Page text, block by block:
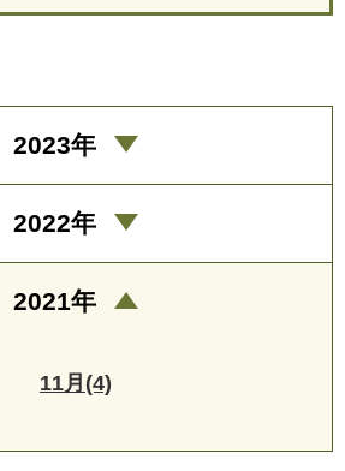
2023年
2022年
2021年
11月(4)